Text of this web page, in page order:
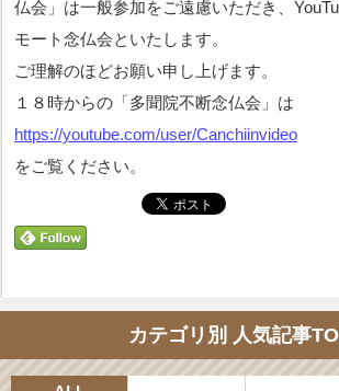
仏会」は一般参加をご遠慮いただき、
モート念仏会といたします。
ご理解のほどお願い申し上げます。
１８時からの 「多聞院不断念仏会」は
https://youtube.com/user/Canchiinvideo
をご覧ください。
カテゴリ別 人気記事